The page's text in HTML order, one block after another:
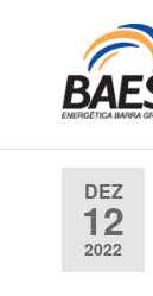
DEZ
12
2022